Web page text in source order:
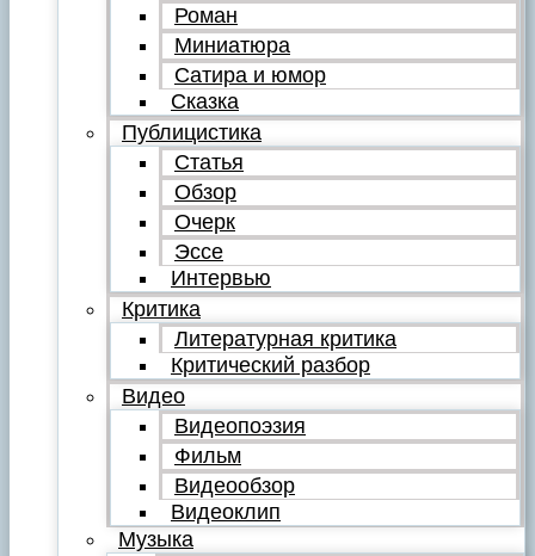
Роман
Миниатюра
Сатира и юмор
Сказка
Публицистика
Статья
Обзор
Очерк
Эссе
Интервью
Критика
Литературная критика
Критический разбор
Видео
Видеопоэзия
Фильм
Видеообзор
Видеоклип
Музыка